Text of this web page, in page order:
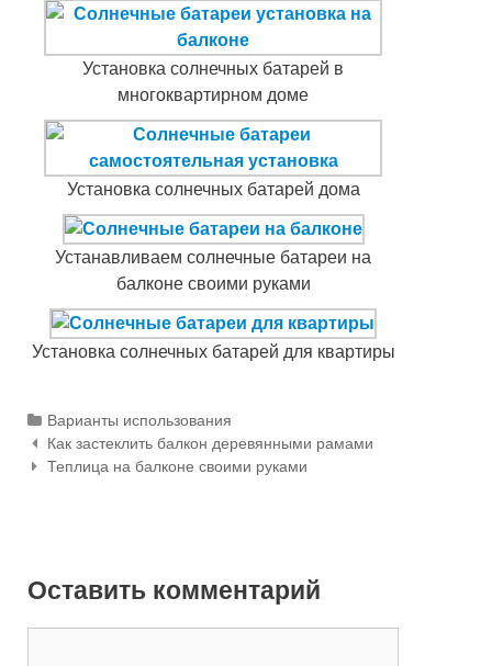
Установка солнечных батарей в
многоквартирном доме
Установка солнечных батарей дома
Устанавливаем солнечные батареи на
балконе своими руками
Установка солнечных батарей для квартиры
Categories
Варианты использования
Навигация по статьям
Как застеклить балкон деревянными рамами
Теплица на балконе своими руками
Оставить комментарий